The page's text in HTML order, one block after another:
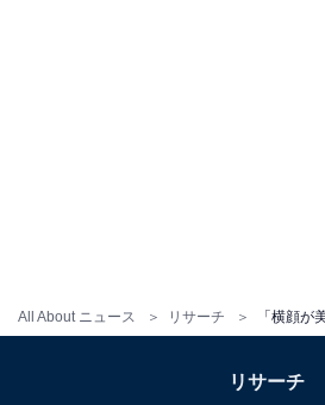
All About ニュース リサーチ
リサーチ